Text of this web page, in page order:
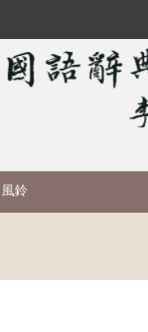
風鈴